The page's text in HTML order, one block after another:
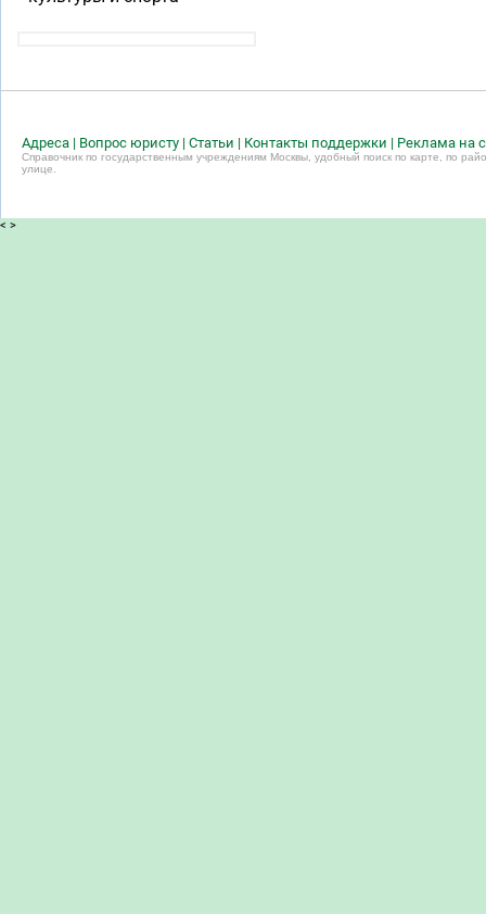
Адреса | Вопрос юристу | Статьи | Контакты поддержки | Реклама на
Справочник по государственным учреждениям Москвы, удобный поиск по карте, по
улице.
< >